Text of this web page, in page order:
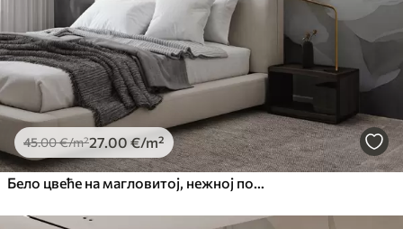
45.00€/m²27.00 €/m²